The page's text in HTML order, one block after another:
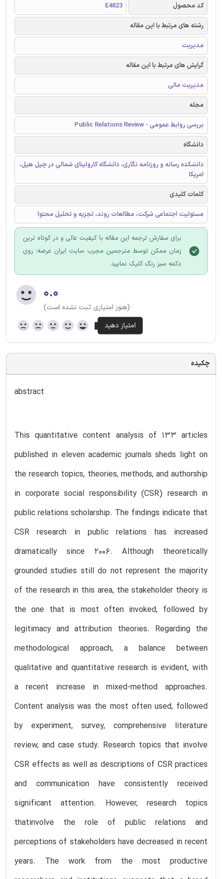
کد محصول
E4823
رشته های مرتبط با این مقاله
مدیریت
گرایش های مرتبط با این مقاله
مدیریت مالی
مجله
بررسی روابط عمومی - Public Relations Review
دانشگاه
دانشکده رسانه و روزنامه نگاری، دانشگاه کارولینای شمالی در چپل هیل،
امریکا
کلمات کلیدی
مسئولیت اجتماعی شرکت، مطالعات روند، تجزیه و تحلیل محتوا
برای سفارش ترجمه این مقاله با کیفیت عالی و در کوتاه ترین
زمان ممکن توسط مترجمین مجرب سایت ایران عرضه؛ روی
دکمه سبز رنگ کلیک نمایید.
۰.۰
(هنوز امتیازی ثبت نشده است)
چکیده
abstract
This quantitative content analysis of 133 articles
published in eleven academic journals sheds light on
the research topics, theories, methods, and authorship
in corporate social responsibility (CSR) research in
public relations scholarship. The findings indicate that
CSR research in public relations has increased
dramatically since 2006. Although theoretically
grounded studies still do not represent the majority
of the research in this area, the stakeholder theory is
the one that is most often invoked, followed by
legitimacy and attribution theories. Regarding the
methodological approach, a balance between
qualitative and quantitative research is evident, with
a recent increase in mixed-method approaches.
Content analysis was the most often used, followed
by experiment, survey, comprehensive literature
review, and case study. Research topics that involve
CSR effects as well as descriptions of CSR practices
and communication have consistently received
significant attention. However, research topics
thatinvolve the role of public relations and
perceptions of stakeholders have decreased in recent
years. The work from the most productive